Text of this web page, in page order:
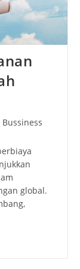
Bussiness
global.